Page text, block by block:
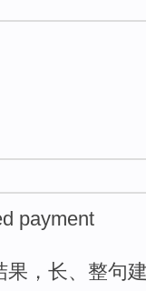
payment
果，长、整句